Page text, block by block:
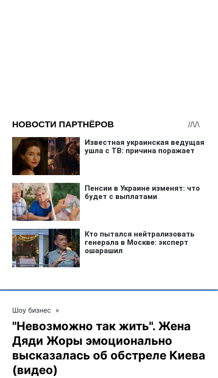
Шоу бизнес »
"Невозможно так жить". Жена
Дяди Жоры эмоционально
высказалась об обстреле Киева
(видео)